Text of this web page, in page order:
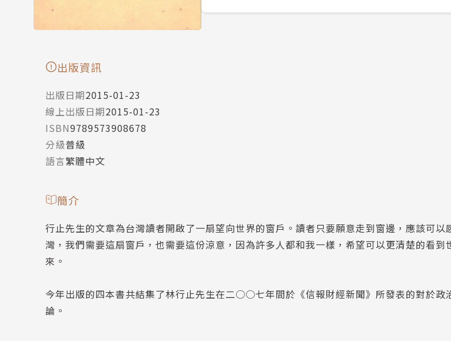
出版資訊
出版日期2015-01-23
線上出版日期2015-01-23
ISBN9789573908678
分級普級
語言繁體中文
簡介
行止先生的文章為台灣讀者開啟了一扇望向世界的窗戶。讀者只要願意走到窗邊，應該可以
灣，我們需要這扇窗戶，也需要這份涼意，因為許多人都和我一樣，希望可以更清楚的看到
來。
今年出版的四本書共結集了林行止先生在二○○七年間於《信報財經新聞》所發表的對於政
論。